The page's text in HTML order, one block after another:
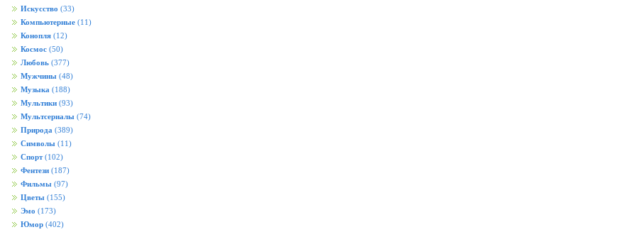
Искусство (33)
Компьютерные (11)
Конопля (12)
Космос (50)
Любовь (377)
Мужчины (48)
Музыка (188)
Мультики (93)
Мультсериалы (74)
Природа (389)
Символы (11)
Спорт (102)
Фентези (187)
Фильмы (97)
Цветы (155)
Эмо (173)
Юмор (402)